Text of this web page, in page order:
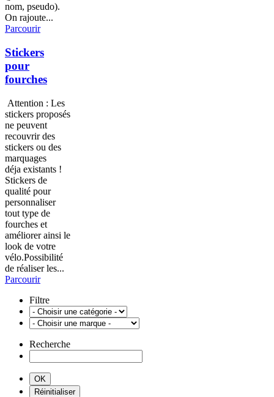
nom, pseudo).
On rajoute...
Parcourir
Stickers
pour
fourches
Attention : Les
stickers proposés
ne peuvent
recouvrir des
stickers ou des
marquages
déja existants !
Stickers de
qualité pour
personnaliser
tout type de
fourches et
améliorer ainsi le
look de votre
vélo.Possibilité
de réaliser les...
Parcourir
Filtre
Recherche